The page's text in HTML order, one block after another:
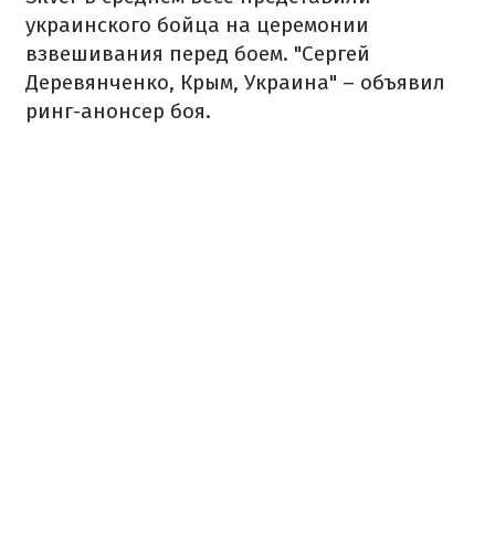
украинского бойца на церемонии
взвешивания перед боем. "Сергей
Деревянченко, Крым, Украина" – объявил
ринг-анонсер боя.